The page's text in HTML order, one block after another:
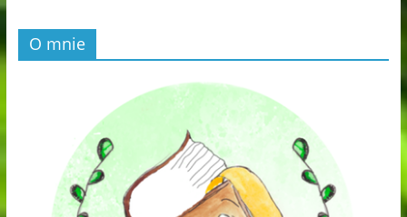
O mnie